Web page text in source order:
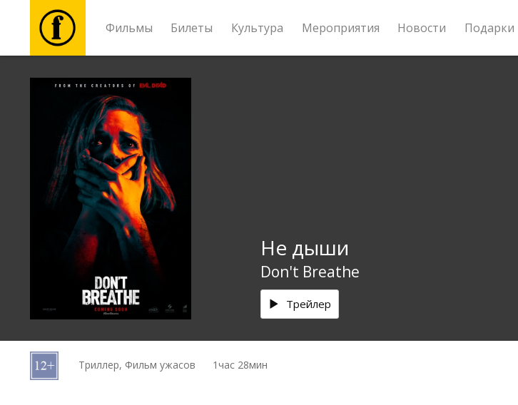
Фильмы Билеты Культура Мероприятия Новости Подарки
Фильмы
Билеты
Культура
Мероприятия
Новости
Подарки
B2B
Не дыши
Don't Breathe
Трейлер
Триллер, Фильм ужасов 1час 28мин